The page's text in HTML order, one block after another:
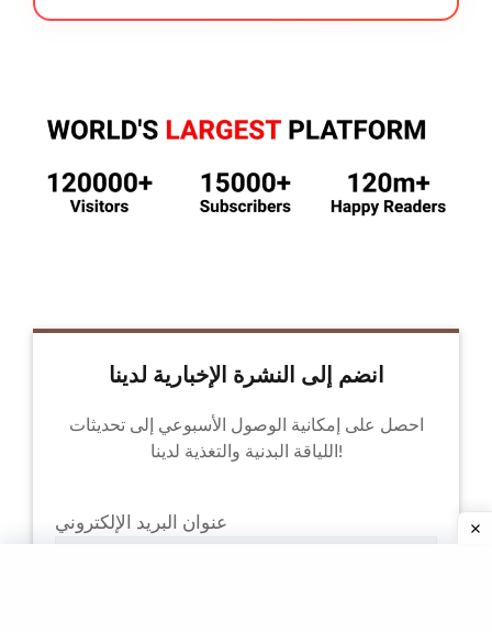
انضم إلى النشرة الإخبارية لدينا
احصل على إمكانية الوصول الأسبوعي إلى تحديثات
اللياقة البدنية والتغذية لدينا!
عنوان البريد الإلكتروني